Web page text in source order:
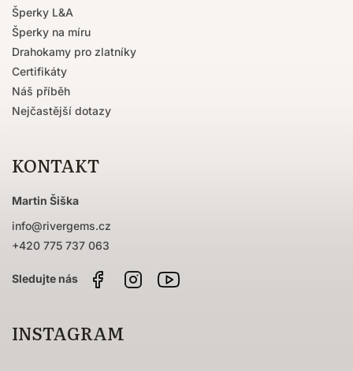
Šperky L&A
Šperky na míru
Drahokamy pro zlatníky
Certifikáty
Náš příběh
Nejčastější dotazy
KONTAKT
Martin Šiška
info@rivergems.cz
+420 775 737 063
FacebookInstagram
INSTAGRAM